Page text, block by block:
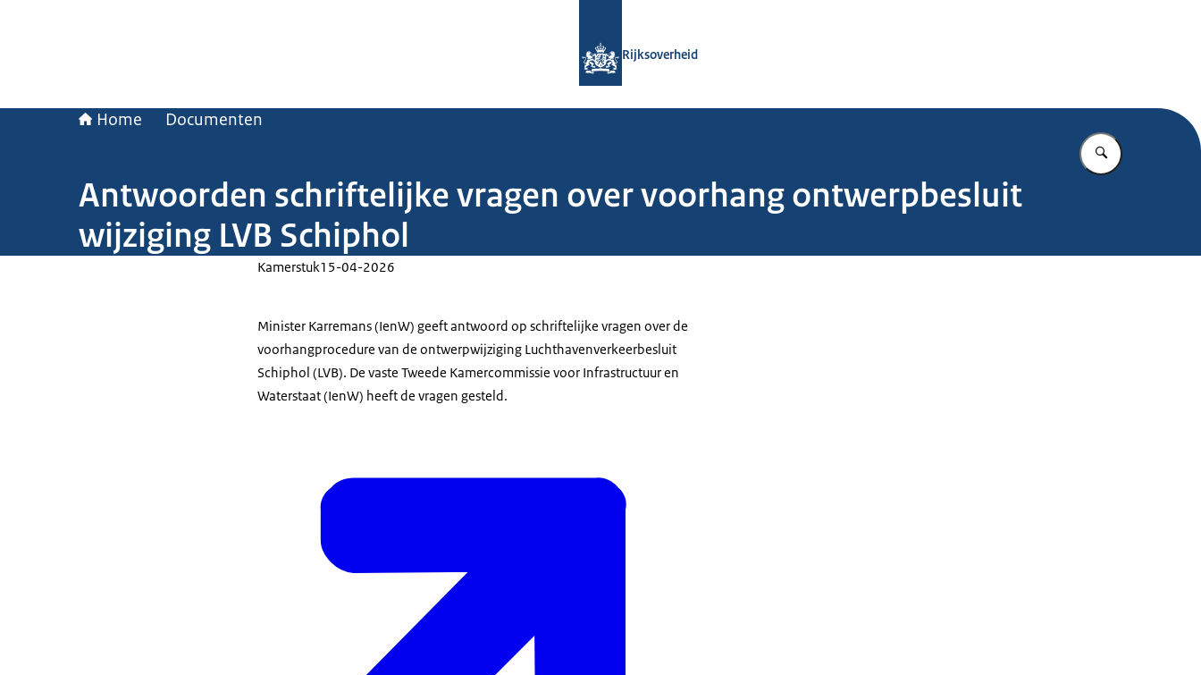
Rijksoverheid
Home Documenten
Vul in wat u
Antwoorden schriftelijke vragen over voorhang ontwerpbesluit
wijziging LVB Schiphol
Kamerstuk15-04-2026
Minister Karremans (IenW) geeft antwoord op schriftelijke vragen over de
voorhangprocedure van de ontwerpwijziging Luchthavenverkeerbesluit
Schiphol (LVB). De vaste Tweede Kamercommissie voor Infrastructuur en
Waterstaat (IenW) heeft de vragen gesteld.